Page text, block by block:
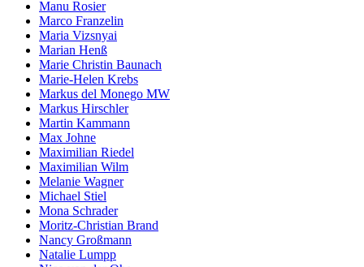
Manu Rosier
Marco Franzelin
Maria Vizsnyai
Marian Henß
Marie Christin Baunach
Marie-Helen Krebs
Markus del Monego MW
Markus Hirschler
Martin Kammann
Max Johne
Maximilian Riedel
Maximilian Wilm
Melanie Wagner
Michael Stiel
Mona Schrader
Moritz-Christian Brand
Nancy Großmann
Natalie Lumpp